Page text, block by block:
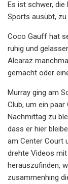
Es ist schwer, die
Sports ausübt,
Coco Gauff hat
ruhig und
Alcaraz
gemacht oder
Murray ging am
Club, um ein
Nachmittag zu
dass er hier
am Center Court
drehte Videos
herauszufinden,
zusammenhing